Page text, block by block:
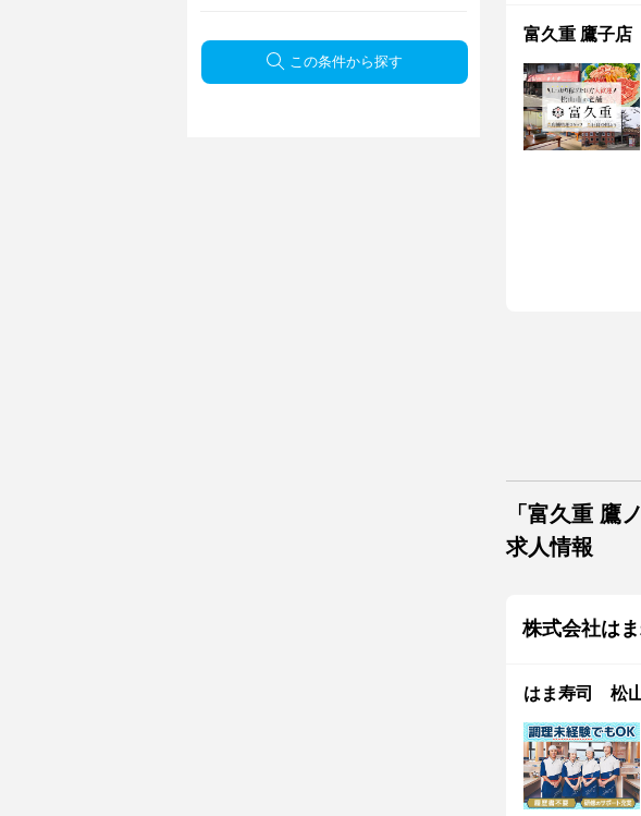
この条件から探す
富久重 鷹子店
「富久重 鷹
求人情報
株式会社はま
はま寿司 松